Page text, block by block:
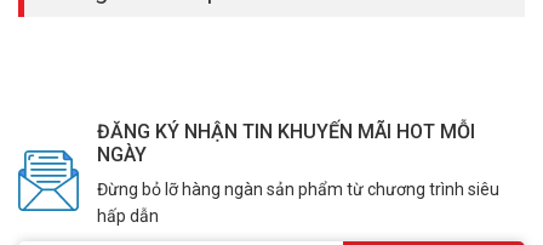
ĐĂNG KÝ NHẬN TIN KHUYẾN MÃI HOT MỖI
NGÀY
Đừng bỏ lỡ hàng ngàn sản phẩm từ chương trình siêu
hấp dẫn